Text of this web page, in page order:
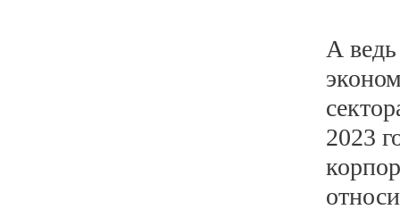
А ведь
2023